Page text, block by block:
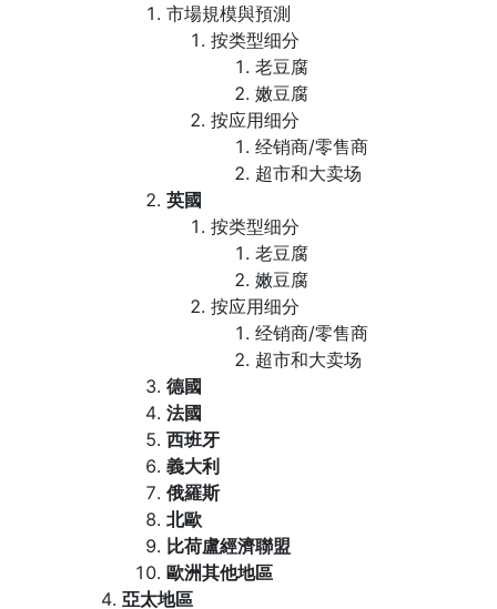
市場規模與預測
按类型细分
老豆腐
嫩豆腐
按应用细分
经销商/零售商
超市和大卖场
英國
按类型细分
老豆腐
嫩豆腐
按应用细分
经销商/零售商
超市和大卖场
德國
法國
西班牙
義大利
俄羅斯
北歐
比荷盧經濟聯盟
歐洲其他地區
亞太地區